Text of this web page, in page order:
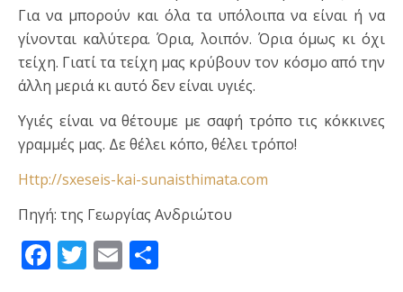
Για να μπορούν και όλα τα υπόλοιπα να είναι ή να
γίνονται καλύτερα. Όρια, λοιπόν. Όρια όμως κι όχι
τείχη. Γιατί τα τείχη μας κρύβουν τον κόσμο από την
άλλη μεριά κι αυτό δεν είναι υγιές.
Υγιές είναι να θέτουμε με σαφή τρόπο τις κόκκινες
γραμμές μας. Δε θέλει κόπο, θέλει τρόπο!
Http://sxeseis-kai-sunaisthimata.com
Πηγή: της Γεωργίας Ανδριώτου
Facebook
Twitter
Email